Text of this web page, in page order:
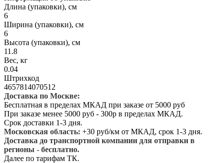
Длина (упаковки), см
6
Ширина (упаковки), см
6
Высота (упаковки), см
11.8
Вес, кг
0.04
Штрихкод
4657814070512
Доставка по Москве:
Бесплатная в пределах МКАД при заказе от 5000 руб
При заказе менее 5000 руб - 300р в пределах МКАД.
Срок доставки 1-3 дня.
Московская область: +30 руб/км от МКАД, срок 1-3 дня.
Доставка до транспортной компании для отправки в
регионы - бесплатно.
Далее по тарифам ТК.